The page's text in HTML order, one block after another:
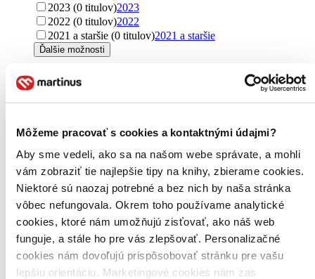
Môžeme pracovať s cookies a kontaktnými údajmi?
Aby sme vedeli, ako sa na našom webe správate, a mohli
vám zobraziť tie najlepšie tipy na knihy, zbierame cookies.
Niektoré sú naozaj potrebné a bez nich by naša stránka
vôbec nefungovala. Okrem toho používame analytické
cookies, ktoré nám umožňujú zisťovať, ako náš web
funguje, a stále ho pre vás zlepšovať. Personalizačné
cookies nám dovoľujú prispôsobovať stránku pre vašu
lepšiu orientáciu. Marketingové cookies nám zas
2023 (0 titulov)2023
2022 (0 titulov)2022
2021 a staršie (0 titulov)2021 a staršie
Ďalšie možnosti
Autor
Akane Shimizu (1 titul)
Kodansha Comics (1 titul)Kodansha Comics1
Väzba
brožovaná väzba (1 titul)brožovaná väzba1
Cena
Do 4 € (0 titulov)Do 4 €
Od 4 do 8 € (0 titulov)Od 4 do 8 €
Od 8 do 12 € (0 titulov)Od 8 do 12 €
Od 12 do 16 € (0 titulov)Od 12 do 16 €
Viac ako 16 € (0 titulov)
Viac ako 16 €